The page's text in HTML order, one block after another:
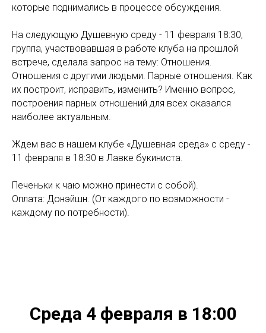
которые поднимались в процессе обсуждения.
На следующую Душевную среду - 11 февраля 18:30,
группа, участвовавшая в работе клуба на прошлой
встрече, сделала запрос на тему: Отношения.
Отношения с другими людьми. Парные отношения. Как
их построит, исправить, изменить? Именно вопрос,
построения парных отношений для всех оказался
наиболее актуальным.
Ждем вас в нашем клубе «Душевная среда» с среду -
11 февраля в 18:30 в Лавке букиниста.
Печеньки к чаю можно принести с собой).
Оплата: Донэйшн. (От каждого по возможности -
каждому по потребности).
Среда 4 февраля в 18:00